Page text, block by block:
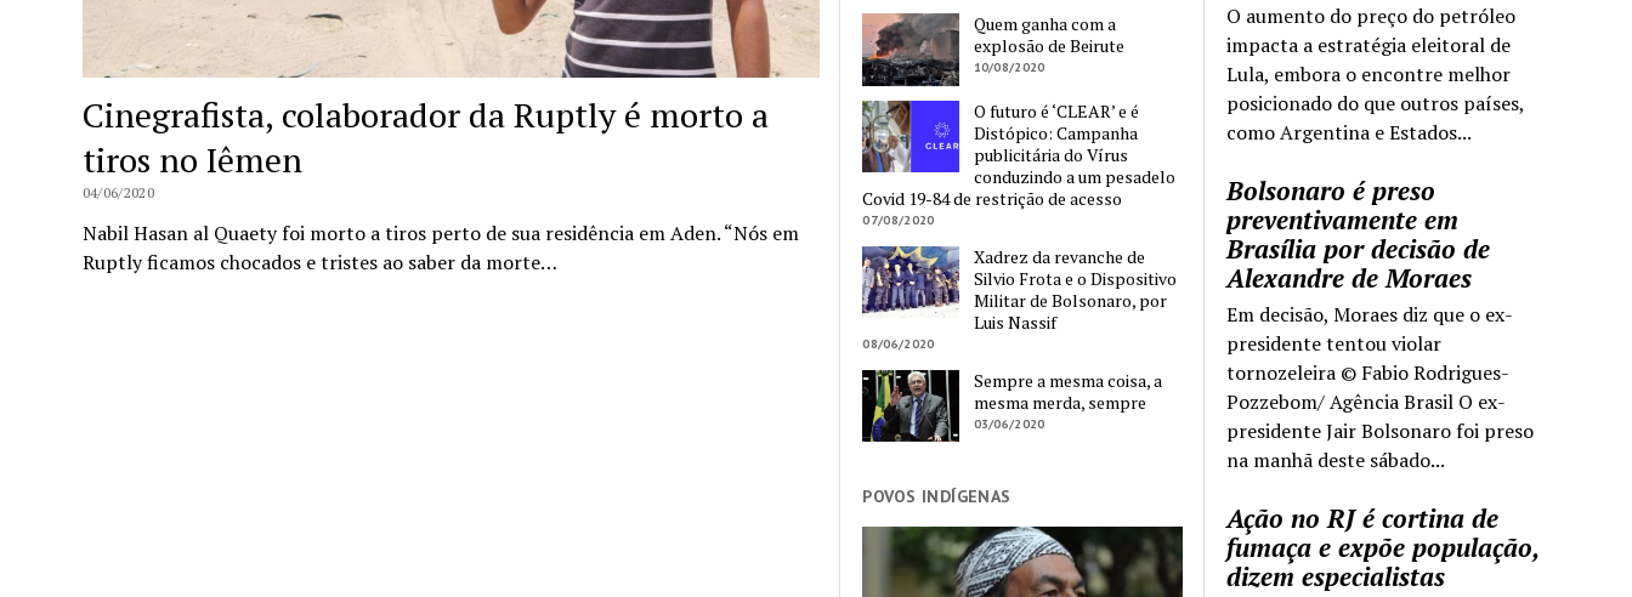
O aumento do preço do petróleo
impacta a estratégia eleitoral de
Lula, embora o encontre melhor
posicionado do que outros países,
como Argentina e Estados...
Bolsonaro é preso
preventivamente em
Brasília por decisão de
Alexandre de Moraes
Em decisão, Moraes diz que o ex-
presidente tentou violar
tornozeleira © Fabio Rodrigues-
Pozzebom/ Agência Brasil O ex-
presidente Jair Bolsonaro foi preso
na manhã deste sábado...
Ação no RJ é cortina de
fumaça e expõe população,
dizem especialistas
Cinegrafista, colaborador da Ruptly é morto a
tiros no Iêmen
04/06/2020
Nabil Hasan al Quaety foi morto a tiros perto de sua residência em Aden. “Nós em
Ruptly ficamos chocados e tristes ao saber da morte…
Quem ganha com a
explosão de Beirute
10/08/2020
O futuro é ‘CLEAR’ e é
Distópico: Campanha
publicitária do Vírus
conduzindo a um pesadelo
Covid 19-84 de restrição de acesso
07/08/2020
Xadrez da revanche de
Silvio Frota e o Dispositivo
Militar de Bolsonaro, por
Luis Nassif
08/06/2020
Sempre a mesma coisa, a
mesma merda, sempre
03/06/2020
POVOS INDÍGENAS